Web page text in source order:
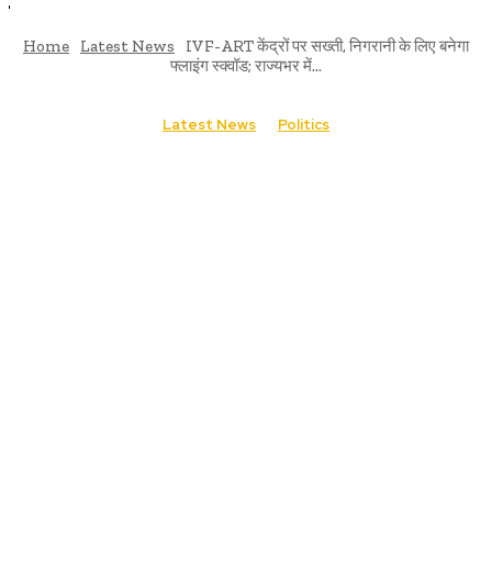
Home Latest News
IVF-ART केंद्रों पर सख्ती, निगरानी के लिए बनेगा
फ्लाइंग स्क्वॉड; राज्यभर में...
Latest News Politics